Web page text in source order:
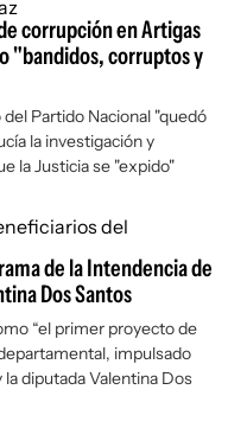
corrupción en Artigas
"bandidos, corruptos y
Partido Nacional "quedó
la investigación y
la Justicia se "expido"
de la Intendencia de
Dos Santos
“el primer proyecto de
impulsado
diputada Valentina Dos